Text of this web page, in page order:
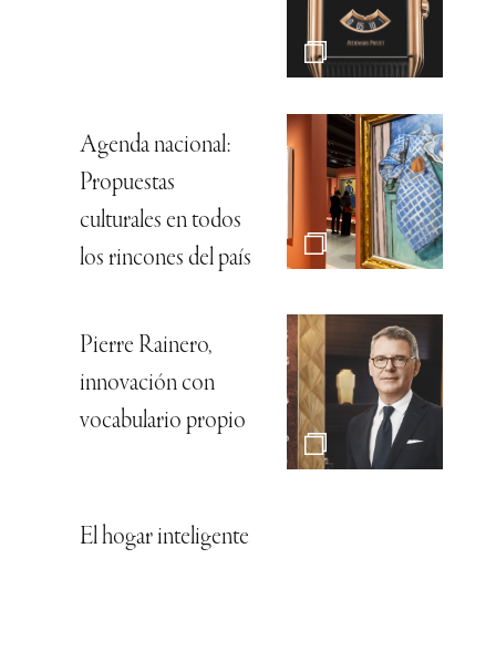
Agenda nacional:
Propuestas
culturales en todos
los rincones del país
Pierre Rainero,
innovación con
vocabulario propio
El hogar inteligente